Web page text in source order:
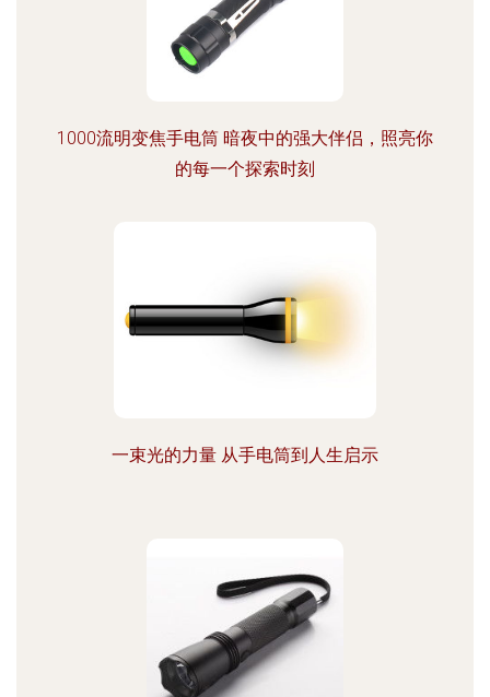
1000流明变焦手电筒 暗夜中的强大伴侣，照亮你
的每一个探索时刻
一束光的力量 从手电筒到人生启示